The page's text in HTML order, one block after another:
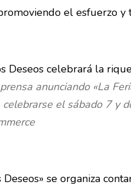
el esfuerzo y
anunciando «La
celebrarse el sábado 7
Deseos» se organiza